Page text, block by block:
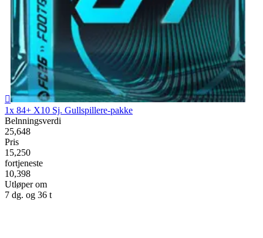

1x 84+ X10 Sj. Gullspillere-pakke
Belnningsverdi
25,648
Pris
15,250
fortjeneste
10,398
Utløper om
7 dg. og 36 t